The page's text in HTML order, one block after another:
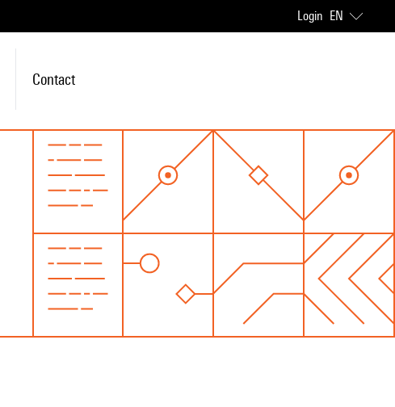
Login EN
Contact